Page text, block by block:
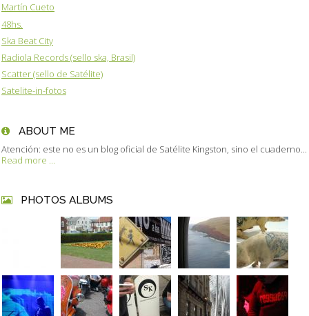
Martín Cueto
48hs.
Ska Beat City
Radiola Records (sello ska, Brasil)
Scatter (sello de Satélite)
Satelite-in-fotos
ABOUT ME
Atención: este no es un blog oficial de Satélite Kingston, sino el cuaderno...
Read more ...
PHOTOS ALBUMS